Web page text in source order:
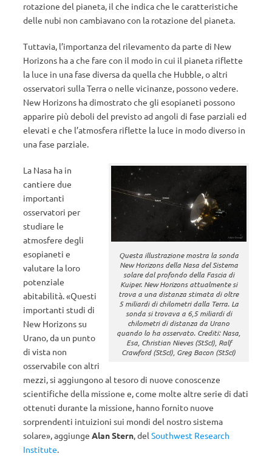
rotazione del pianeta, il che indica che le caratteristiche
delle nubi non cambiavano con la rotazione del pianeta.
Tuttavia, l’importanza del rilevamento da parte di New
Horizons ha a che fare con il modo in cui il pianeta riflette
la luce in una fase diversa da quella che Hubble, o altri
osservatori sulla Terra o nelle vicinanze, possono vedere.
New Horizons ha dimostrato che gli esopianeti possono
apparire più deboli del previsto ad angoli di fase parziali ed
elevati e che l’atmosfera riflette la luce in modo diverso in
una fase parziale.
Questa illustrazione mostra la sonda
New Horizons della Nasa del Sistema
solare dal profondo della Fascia di
Kuiper. New Horizons attualmente si
trova a una distanza stimata di oltre
5 miliardi di chilometri dalla Terra. La
sonda si trovava a 6,5 miliardi di
chilometri di distanza da Urano
quando lo ha osservato. Crediti: Nasa,
Esa, Christian Nieves (StScI), Ralf
Crawford (StScI), Greg Bacon (StScI)
La Nasa ha in
cantiere due
importanti
osservatori per
studiare le
atmosfere degli
esopianeti e
valutare la loro
potenziale
abitabilità. «Questi
importanti studi di
New Horizons su
Urano, da un punto
di vista non
osservabile con altri
mezzi, si aggiungono al tesoro di nuove conoscenze
scientifiche della missione e, come molte altre serie di dati
ottenuti durante la missione, hanno fornito nuove
sorprendenti intuizioni sui mondi del nostro sistema
solare», aggiunge Alan Stern, del Southwest Research
Institute.